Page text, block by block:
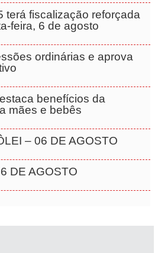
terá fiscalização reforçada
feira, 6 de agosto
ordinárias e aprova
benefícios da
mães e bebês
– 06 DE AGOSTO
DE AGOSTO